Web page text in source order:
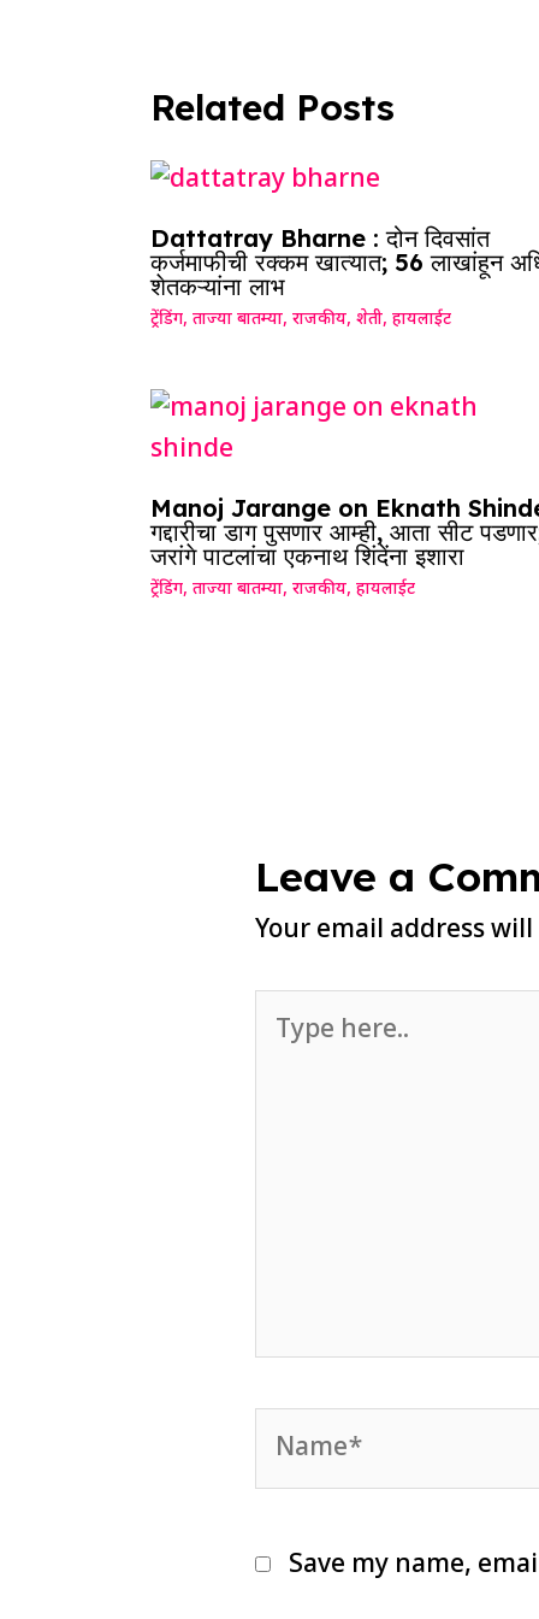
Related Posts
Dattatray Bharne : दोन दिवसांत
कर्जमाफीची रक्कम खात्यात; 56 लाखांहून
शेतकऱ्यांना लाभ
ट्रेंडिंग, ताज्या बातम्या, राजकीय, शेती, हायलाईट
Manoj Jarange on Eknath
गद्दारीचा डाग पुसणार आम्ही, आता सीट
जरांगे पाटलांचा एकनाथ शिंदेंना इशारा
ट्रेंडिंग, ताज्या बातम्या, राजकीय, हायलाईट
Leave a
Your email address
Type
here..
Name*
Save my name,